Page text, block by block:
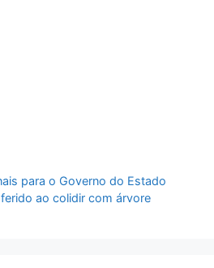
para o Governo do Estado
ao colidir com árvore